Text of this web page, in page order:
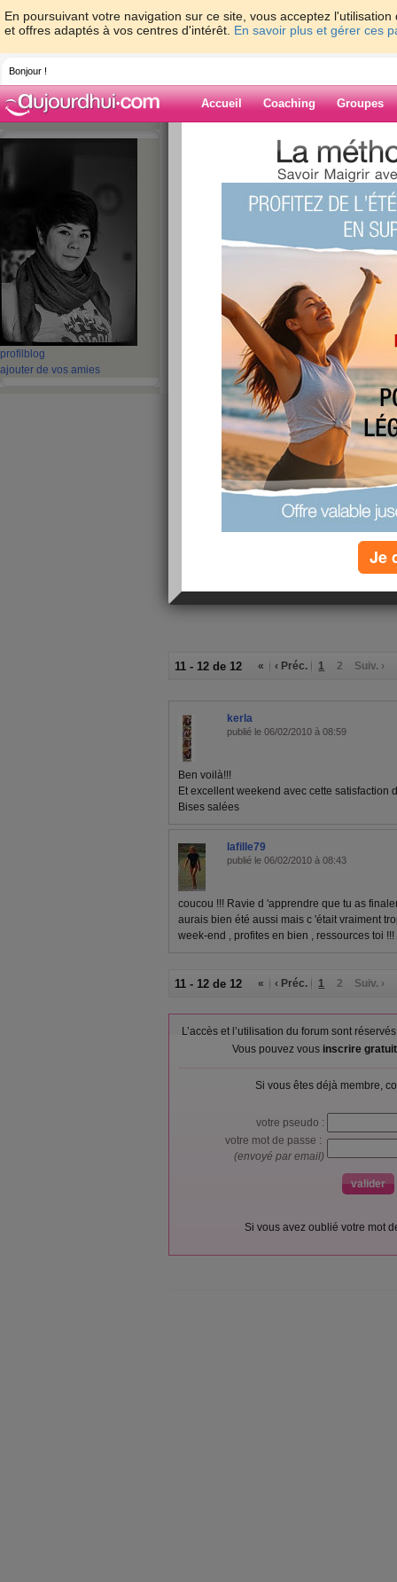
En poursuivant votre navigation sur ce site, vous acceptez
et offres adaptés à vos centres d'intérêt. En savoir plus et gérer ces
Bonjour !
Accueil Coaching Groupes
profil blog
ajouter de vos amies
> Dame-Polgara >
Blog de Dame-
Les miracles
Je vais faire rapidos avant de prendre mon
J'ai fini mon rapport hier matin, j'ai pu aller
heureuse d'avoir revue AnneLaure, Cécile
choc! J'ai découvert pleins de monde
Frabrice Boutin, le papa d'AJ!!!
Julie Impériali en vrai!!! Elle est troooop
Maintenant je dois me préparer pour
m'épiler... LOL J'avais zappé ce petit
l'épilateur à 5h30, les voisins vont
Je vous fais de gros bisous et je reviens en
préparer mon oral de Lundi!!!!)
11 - 12 de 12 « ‹ Préc. 1 2 Suiv. ›
kerla
publié le 06/02/2010 à 08:59
Ben voilà!!!
Et excellent weekend avec cette satisfaction
Bises salées
lafille79
publié le 06/02/2010 à 08:43
coucou !!! Ravie d 'apprendre que tu as
aurais bien été aussi mais c 'était vraiment
week-end , profites en bien , ressources toi
11 - 12 de 12 « ‹ Préc. 1 2 Suiv. ›
L’accès et l’utilisation du forum sont
Vous pouvez vous inscrire
Si vous êtes déjà membre,
votre pseudo :
votre mot de passe :
(envoyé par email)
Si vous avez oublié votre mot
Je